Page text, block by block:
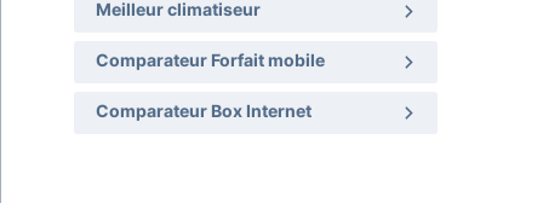
Meilleur climatiseur
Comparateur Forfait mobile
Comparateur Box Internet